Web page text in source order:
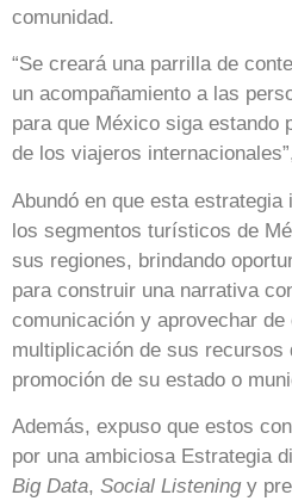
comunidad.
“Se creará una parrilla de
un acompañamiento a las
para que México siga estando
de los viajeros
Abundó en que esta
los segmentos turísticos de
sus regiones, brindando
para construir una narrativa
comunicación y aprovechar de
multiplicación de sus recursos
promoción de su estado o
Además, expuso que estos
por una ambiciosa Estrategia
Big Data, Social Listeningy